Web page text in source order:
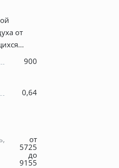
от
900
0,64
от
5725
до
9155